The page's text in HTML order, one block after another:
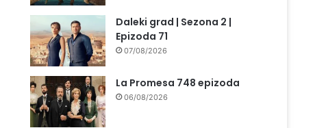
Daleki grad | Sezona 2 |
Epizoda 71
07/08/2026
La Promesa 748 epizoda
06/08/2026